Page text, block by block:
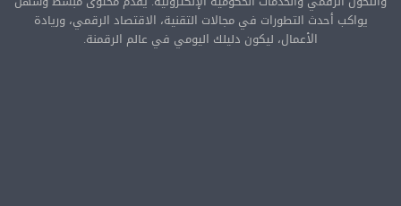
يواكب أحدث التطورات في مجالات التقنية، الاقتصاد الرقمي، وريادة
الأعمال، ليكون دليلك اليومي في عالم الرقمنة.